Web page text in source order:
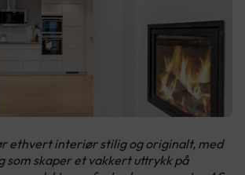
ethvert interiør stilig og originalt, med
som skaper et vakkert uttrykk på